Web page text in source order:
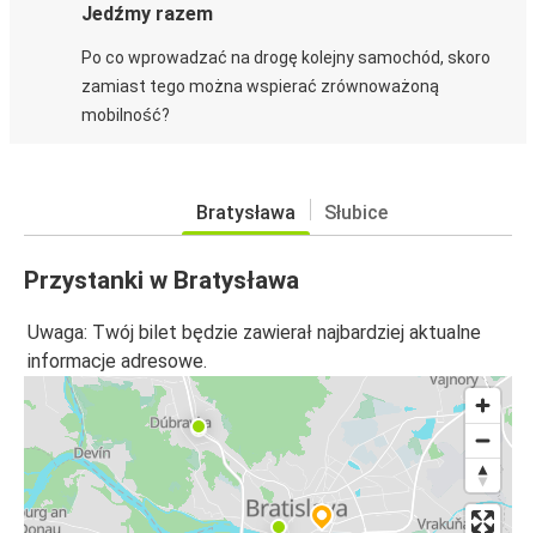
Jedźmy razem
Po co wprowadzać na drogę kolejny samochód, skoro
zamiast tego można wspierać zrównoważoną
mobilność?
Bratysława Słubice
Przystanki w Bratysława
Uwaga: Twój bilet będzie zawierał najbardziej aktualne
informacje adresowe.